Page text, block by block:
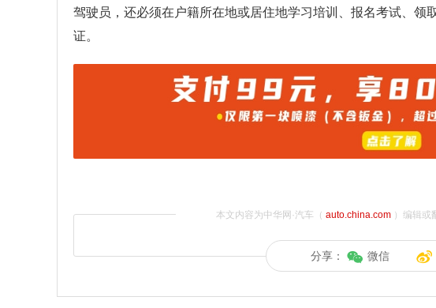
驾驶员，还必须在户籍所在地或居住地学习培训、报名考试、领
证。
本文内容为中华网·汽车（ auto.china.com）编辑或
分享： 微信